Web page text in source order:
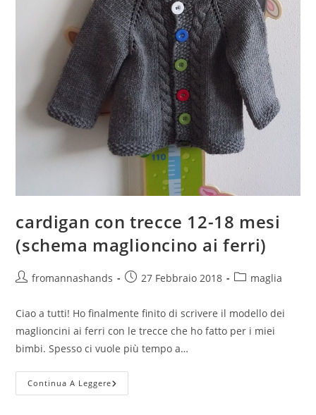
cardigan con trecce 12-18 mesi
(schema maglioncino ai ferri)
Autorefromannashands
Articolo27 Febbraio 2018
Categoria
maglia
Ciao a tutti! Ho finalmente finito di scrivere il modello dei
maglioncini ai ferri con le trecce che ho fatto per i miei
bimbi. Spesso ci vuole più tempo a…
Continua A LeggereCardigan
Con